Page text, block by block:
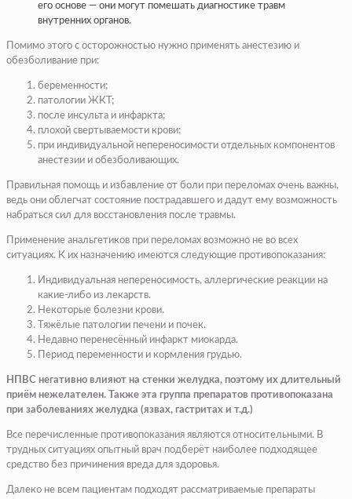
его основе — они могут помешать диагностике травм
внутренних органов.
Помимо этого с осторожностью нужно применять анестезию и
обезболивание при:
беременности;
патологии ЖКТ;
после инсульта и инфаркта;
плохой свертываемости крови;
при индивидуальной непереносимости отдельных компонентов
анестезии и обезболивающих.
Правильная помощь и избавление от боли при переломах очень важны,
ведь они облегчат состояние пострадавшего и дадут ему возможность
набраться сил для восстановления после травмы.
Применение анальгетиков при переломах возможно не во всех
ситуациях. К их назначению имеются следующие противопоказания:
Индивидуальная непереносимость, аллергические реакции на
какие-либо из лекарств.
Некоторые болезни крови.
Тяжёлые патологии печени и почек.
Недавно перенесённый инфаркт миокарда.
Период переменности и кормления грудью.
НПВС негативно влияют на стенки желудка, поэтому их длительный
приём нежелателен. Также эта группа препаратов противопоказана
при заболеваниях желудка (язвах, гастритах и т.д.)
Все перечисленные противопоказания являются относительными. В
трудных ситуациях опытный врач подберёт наиболее подходящее
средство без причинения вреда для здоровья.
Далеко не всем пациентам подходят рассматриваемые препараты